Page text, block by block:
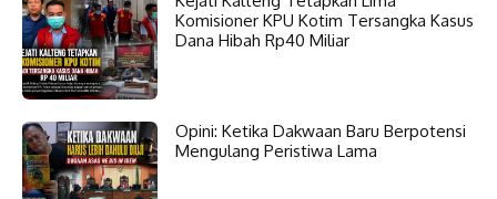
Komisioner KPU Kotim Tersangka Kasus
Dana Hibah Rp40 Miliar
Opini: Ketika Dakwaan Baru Berpotensi
Mengulang Peristiwa Lama